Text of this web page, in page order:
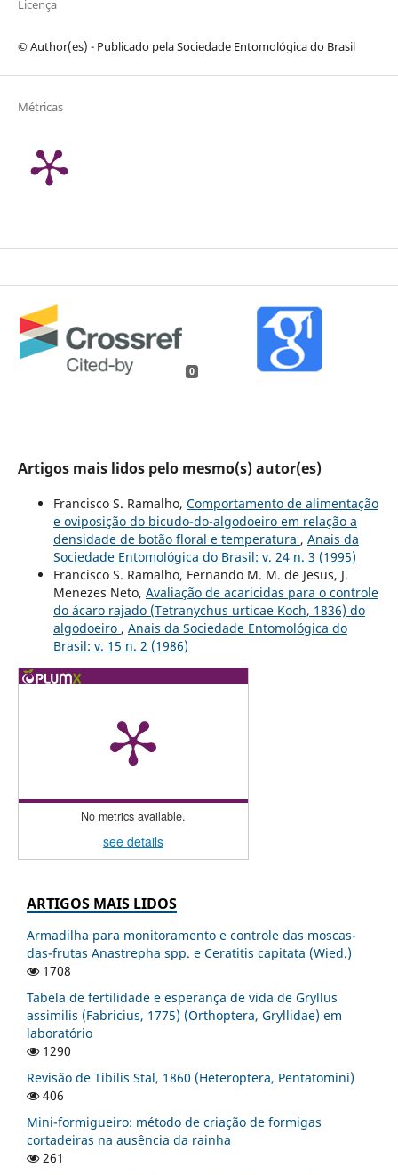
Licença
© Author(es) - Publicado pela Sociedade Entomológica do Brasil
Métricas
0
Artigos mais lidos pelo mesmo(s) autor(es)
Francisco S. Ramalho, Comportamento de alimentação
e oviposição do bicudo-do-algodoeiro em relação a
densidade de botão floral e temperatura , Anais da
Sociedade Entomológica do Brasil: v. 24 n. 3 (1995)
Francisco S. Ramalho, Fernando M. M. de Jesus, J.
Menezes Neto, Avaliação de acaricidas para o controle
do ácaro rajado (Tetranychus urticae Koch, 1836) do
algodoeiro , Anais da Sociedade Entomológica do
Brasil: v. 15 n. 2 (1986)
No metrics available.
see details
ARTIGOS MAIS LIDOS
Armadilha para monitoramento e controle das moscas-
das-frutas Anastrepha spp. e Ceratitis capitata (Wied.)
1708
Tabela de fertilidade e esperança de vida de Gryllus
assimilis (Fabricius, 1775) (Orthoptera, Gryllidae) em
laboratório
1290
Revisão de Tibilis Stal, 1860 (Heteroptera, Pentatomini)
406
Mini-formigueiro: método de criação de formigas
cortadeiras na ausência da rainha
261